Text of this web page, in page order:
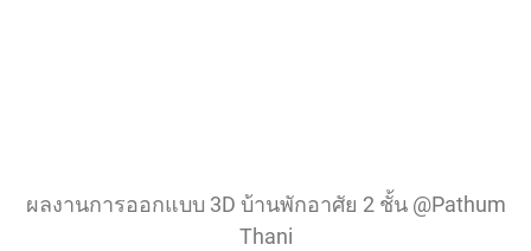
ผลงานการออกแบบ 3D บ้านพักอาศัย 2 ชั้น @Pathum
Thani